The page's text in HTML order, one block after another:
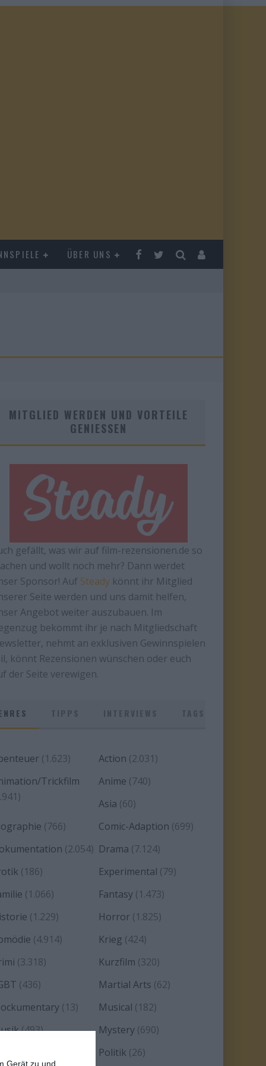
Gerät zu und
ÜBER UNS
MITGLIED WERDEN UND VORTEILE
GENIESSEN
gefällt, was wir auf film-rezensionen.de so
und wollt noch mehr? Dann werdet
Sponsor! Auf Steady könnt ihr Mitglied
Seite werden und uns damit helfen,
Angebot weiter auszubauen. Im
bekommt ihr je nach Mitgliedschaft
nehmt an exklusiven Gewinnspielen
könnt Rezensionen wünschen oder euch
der Seite verewigen.
(1.623) Action (2.031)
Trickfilm
Anime (740)
Asia (60)
(766) Comic-Adaption (699)
(2.054) Drama (7.124)
(186) Experimental (79)
(1.066) Fantasy (1.473)
(1.229) Horror (1.825)
(4.914) Krieg (424)
(3.318) Kurzfilm (320)
(436) Martial Arts (62)
(13) Musical (182)
(493) Mystery (690)
Politik (26)